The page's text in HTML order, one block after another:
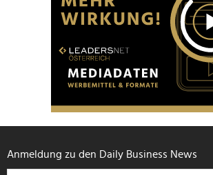
Anmeldung zu den Daily Business News